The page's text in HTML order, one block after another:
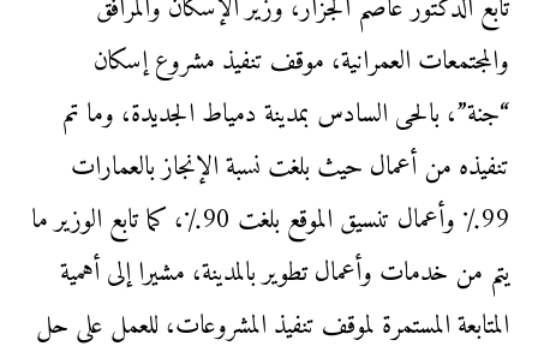
والمجتمعات العمرانية، موقف تنفيذ مشروع إسكان
“جنة”، بالحى السادس بمدينة دمياط الجديدة، وما تم
تنفيذه من أعمال حيث بلغت نسبة الإنجاز بالعمارات
99٪ وأعمال تنسيق الموقع بلغت 90٪، كما تابع الوزير ما
يتم من خدمات وأعمال تطوير بالمدينة، مشيرا إلى أهمية
المتابعة المستمرة لموقف تنفيذ المشروعات، للعمل على حل